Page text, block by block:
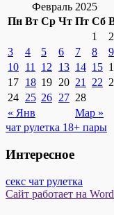
Февраль 2025
Пн Вт Ср Чт Пт Сб
« Янв Мар »
1
2
3
4 5 6 7 8
9
10 11 12 13 14 15
17 18 19 20 21 22
24 25 26 27 28
чат рулетка 18+ пары
Интересное
секс чат рулетка
Сайт работает на